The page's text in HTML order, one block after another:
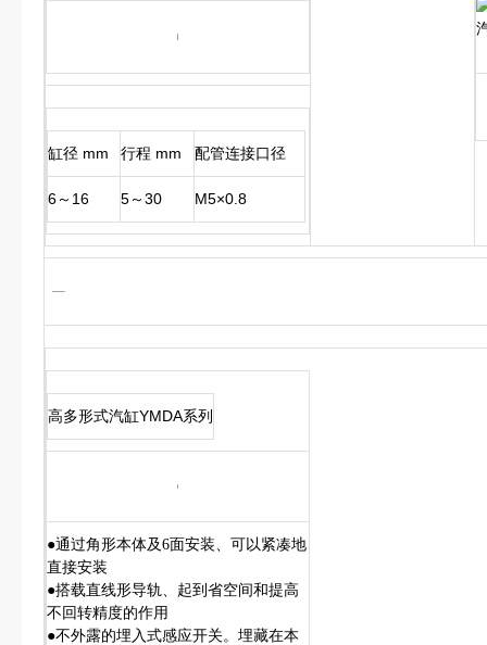
缸径 mm 行程 mm 配管连接口径
6～16 5～30 M5×0.8
高多形式汽缸YMDA系列
●通过角形本体及6面安装、可以紧凑地
直接安装
●搭载直线形导轨、起到省空间和提高
不回转精度的作用
●不外露的埋入式感应开关。埋藏在本